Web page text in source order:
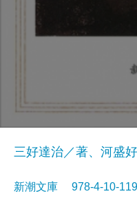
三好達治／著、河盛
新潮文庫 978-4-10-